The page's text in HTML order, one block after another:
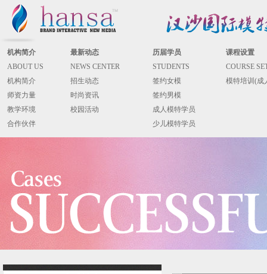
机构简介 最新动态 历届学员
课程设置
ABOUT US
NEWS CENTER STUDENTS
COURSE
机构简介
招生动态 签约女模
模特培训(成
师资力量
时尚资讯
签约男模
教学环境
校园活动
成人模特学员
合作伙伴
少儿模特学员